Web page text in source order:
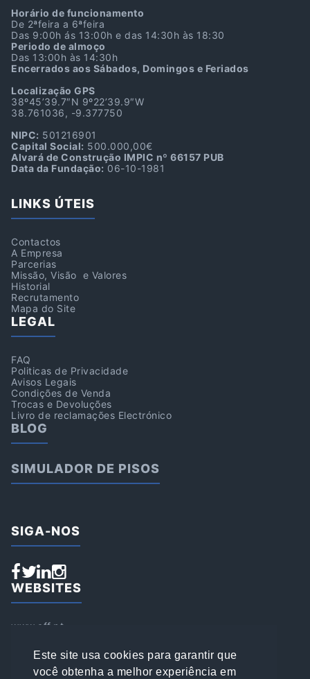
Este site usa cookies para garantir que
você obtenha a melhor experiência em
Horário de funcionamento
De 2ªfeira a 6ªfeira
Das 9:00h ás 13:00h e das 14:30h às 18:30
Periodo de almoço
Das 13:00h às 14:30h
Encerrados aos Sábados, Domingos e Feriados
Localização GPS
38º45’39.7″N 9º22’39.9″W
38.761036, -9.377750
NIPC: 501216901
Capital Social: 500.000,00€
Alvará de Construção IMPIC nº 66157 PUB
Data da Fundação: 06-10-1981
LINKS ÚTEIS
Contactos
A Empresa
Parcerias
Missão, Visão e Valores
Historial
Recrutamento
Mapa do Site
LEGAL
FAQ
Politicas de Privacidade
Avisos Legais
Condições de Venda
Trocas e Devoluções
Livro de reclamações Electrónico
BLOG
SIMULADOR DE PISOS
SIGA-NOS
WEBSITES
www.aff.pt
www.loja.affsports.pt
PESQUISAR